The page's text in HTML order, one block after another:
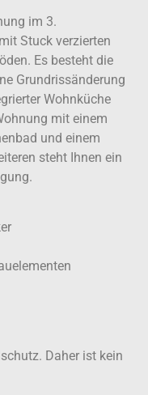
im 3.
Stuck verzierten
Es besteht die
Grundrissänderung
Wohnküche
mit einem
und einem
steht Ihnen ein
Daher ist kein